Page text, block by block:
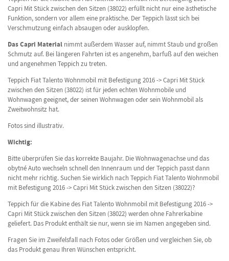
Capri Mit Stück zwischen den Sitzen (38022) erfüllt nicht nur eine ästhetische
Funktion, sondern vor allem eine praktische. Der Teppich lässt sich bei
Verschmutzung einfach absaugen oder ausklopfen.
Das Capri Material nimmt außerdem Wasser auf, nimmt Staub und großen
Schmutz auf. Bei längeren Fahrten ist es angenehm, barfuß auf den weichen
und angenehmen Teppich zu treten.
Teppich Fiat Talento Wohnmobil mit Befestigung 2016 -> Capri Mit Stück
zwischen den Sitzen (38022) ist für jeden echten Wohnmobile und
Wohnwagen geeignet, der seinen Wohnwagen oder sein Wohnmobil als
Zweitwohnsitz hat.
Fotos sind illustrativ.
Wichtig:
Bitte überprüfen Sie das korrekte Baujahr. Die Wohnwagenachse und das
obytné Auto wechseln schnell den Innenraum und der Teppich passt dann
nicht mehr richtig. Suchen Sie wirklich nach Teppich Fiat Talento Wohnmobil
mit Befestigung 2016 -> Capri Mit Stück zwischen den Sitzen (38022)?
Teppich für die Kabine des Fiat Talento Wohnmobil mit Befestigung 2016 ->
Capri Mit Stück zwischen den Sitzen (38022) werden ohne Fahrerkabine
geliefert. Das Produkt enthält sie nur, wenn sie im Namen angegeben sind.
Fragen Sie im Zweifelsfall nach Fotos oder Größen und vergleichen Sie, ob
das Produkt genau Ihren Wünschen entspricht.